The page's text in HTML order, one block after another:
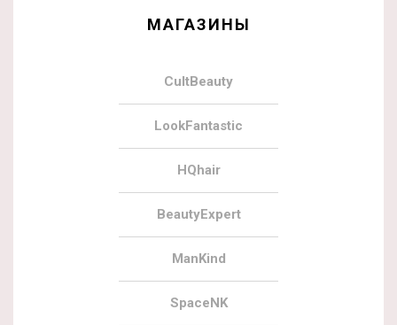
МАГАЗИНЫ
CultBeauty
LookFantastic
HQhair
BeautyExpert
ManKind
SpaceNK